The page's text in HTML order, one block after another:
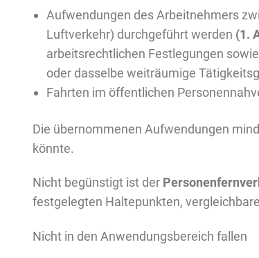
Aufwendungen des Arbeitnehmers
Luftverkehr) durchgeführt werden (1.
arbeitsrechtlichen Festlegungen
oder dasselbe weiträumige
Fahrten im öffentlichen
Die übernommenen Aufwendungen
könnte.
Nicht begünstigt ist der
festgelegten Haltepunkten,
Nicht in den Anwendungsbereich fallen